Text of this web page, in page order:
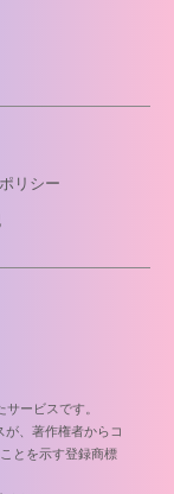
リシー
ービスです。
、著作権者からコ
とを示す登録商標